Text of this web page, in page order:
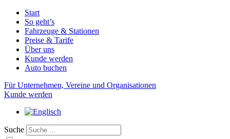
Start
So geht’s
Fahrzeuge & Stationen
Preise & Tarife
Über uns
Kunde werden
Auto buchen
Für Unternehmen, Vereine und Organisationen
Kunde werden
Suche